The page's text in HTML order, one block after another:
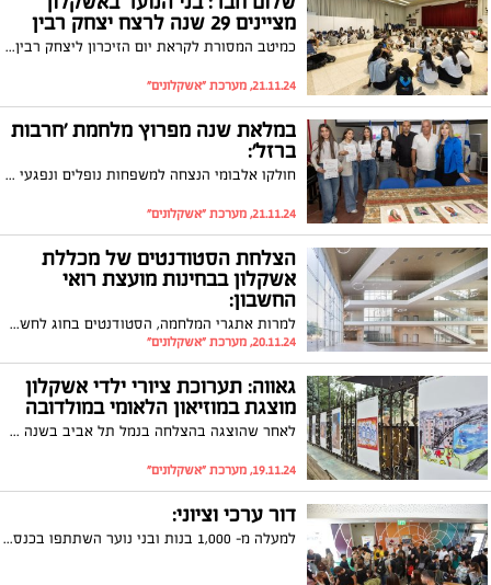
מציינים 29 שנה לרצח יצחק רבין
כמיטב המסורת לקראת יום הזיכרון ליצחק רבין ז"ל התכנסו בנות ובני הנוער בעיר לשיחות על דמוקרטיה, אחדות וסובלנות
21.11.24, מערכת "אשקלונים"
במלאת שנה מפרוץ מלחמת 'חרבות
ברזל':
חולקו אלבומי הנצחה למשפחות נופלים ונפגעי פעולות איבה מאשקלון
21.11.24, מערכת "אשקלונים"
הצלחת הסטודנטים של מכללת
אשקלון בבחינות מועצת רואי
החשבון:
למרות אתגרי המלחמה, הסטודנטים בחוג לחשבונאות במכללה האקדמית אשקלון עברו בהצלחה רבה את המבחנים של מועצת רואי החשבון. מדובר במכללה האקדמית היחידה בדרום שדורגה בין שלושת המקומות הראשונים בהישג זה
20.11.24, מערכת "אשקלונים"
גאווה: תערוכת ציורי ילדי אשקלון
מוצגת במוזיאון הלאומי במולדובה
לאחר שהוצגה בהצלחה בנמל תל אביב בשנה שעברה, נפתחה תערוכת 'רואים קולות' במוזיאון ההיסטורי הלאומי בקישינב; התערוכה מציגה את ציוריהם של ילדי בית הספר 'בית יחזקאל' מאשקלון על אירועי המלחמה
19.11.24, מערכת "אשקלונים"
דור ערכי וציוני:
למעלה מ- 1,000 בנות ובני נוער השתתפו בכנס מכינות ושנות שירות של עיריית אשקלון